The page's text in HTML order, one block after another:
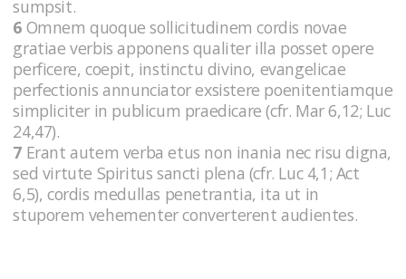
sumpsit.
6 Omnem quoque sollicitudinem cordis novae
gratiae verbis apponens qualiter illa posset opere
perficere, coepit, instinctu divino, evangelicae
perfectionis annunciator exsistere poenitentiamque
simpliciter in publicum praedicare (cfr. Mar 6,12; Luc
24,47).
7 Erant autem verba etus non inania nec risu digna,
sed virtute Spiritus sancti plena (cfr. Luc 4,1; Act
6,5), cordis medullas penetrantia, ita ut in
stuporem vehementer converterent audientes.